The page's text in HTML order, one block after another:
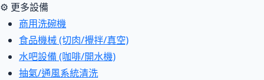
⚙ 更多設備
商用洗碗機
食品機械 (切肉/攪拌/真空)
水吧設備 (咖啡/開水機)
抽氣/通風系統清洗